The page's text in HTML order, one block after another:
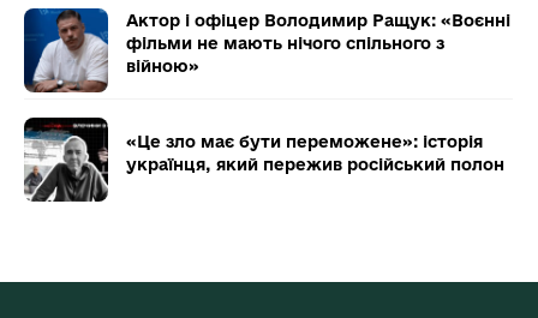
Актор і офіцер Володимир Ращук: «Воєнні
фільми не мають нічого спільного з
війною»
«Це зло має бути переможене»: історія
українця, який пережив російський полон